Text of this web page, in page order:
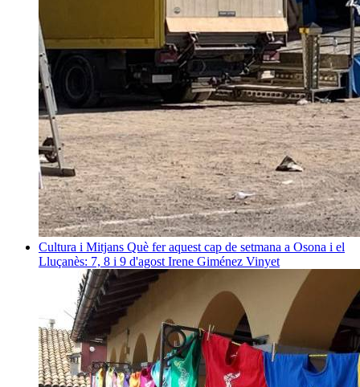
Cultura i Mitjans Què fer aquest cap de setmana a Osona i el
Lluçanès: 7, 8 i 9 d'agost Irene Giménez Vinyet